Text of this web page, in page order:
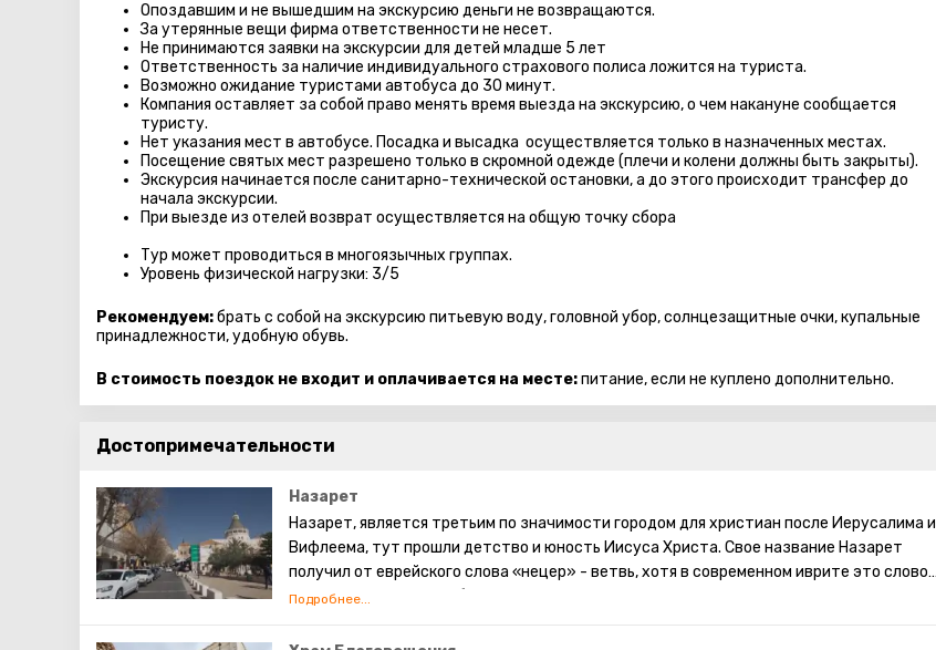
Опоздавшим и не вышедшим на экскурсию деньги не возвращаются.
За утерянные вещи фирма ответственности не несет.
Не принимаются заявки на экскурсии для детей младше 5 лет
Ответственность за наличие индивидуального страхового полиса ложится на туриста.
Возможно ожидание туристами автобуса до 30 минут.
Компания оставляет за собой право менять время выезда на экскурсию, о чем накануне сообщается
туристу.
Нет указания мест в автобуcе. Посадка и высадка осуществляется только в назначенных местах.
Посещение святых мест разрешено только в скромной одежде (плечи и колени должны быть закрыты).
Экскурсия начинается после санитарно-технической остановки, а до этого происходит трансфер до
начала экскурсии.
При выезде из отелей возврат осуществляется на общую точку сбора
Тур может проводиться в многоязычных группах.
Уровень физической нагрузки: 3/5
Рекомендуем:брать с собой на экскурсию питьевую воду, головной убор, солнцезащитные очки, купальные
принадлежности, удобную обувь.
В стоимость поездок не входит и оплачивается на месте:питание, если не куплено дополнительно.
Достопримечательности
Назарет
Назарет, является третьим по значимости городом для христиан после Иерусалима и
Вифлеема, тут прошли детство и юность Иисуса Христа. Свое название Назарет
получил от еврейского слова «нецер» - ветвь, хотя в современном иврите это слово
не используется для обозначения ветви. Впервые Назарет упоминается именно в
Согласно археологическим раскопкам раньше тут существовало